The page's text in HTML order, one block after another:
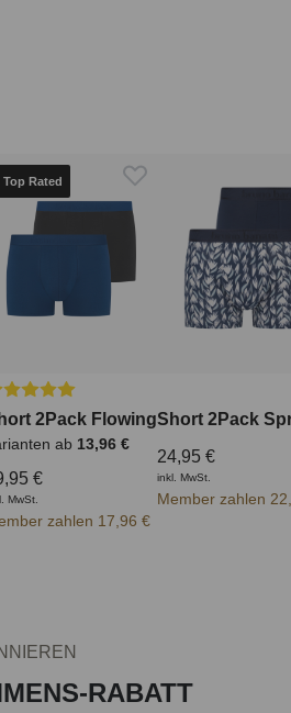
Top Rated
Bewertung von 5
2Pack Flowing
ab 13,96 €
€
MwSt.
zahlen 17,96 €
Short 2Pack
24,95 €
inkl. MwSt.
Member zahlen
RABATT